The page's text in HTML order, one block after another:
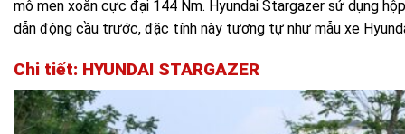
mô men xoắn cực đại 144 Nm. Hyundai Stargazer sử dụng
dẫn động cầu trước, đặc tính này tương tự như mẫu xe
Chi tiết: HYUNDAI STARGAZER